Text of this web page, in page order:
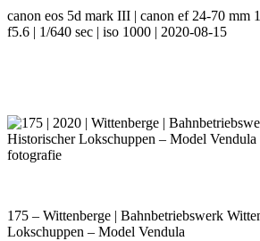
canon eos 5d mark III | canon ef 24-70 mm
f5.6 | 1/640 sec | iso 1000 | 2020-08-15
175 – Wittenberge | Bahnbetriebswerk
Lokschuppen – Model Vendula